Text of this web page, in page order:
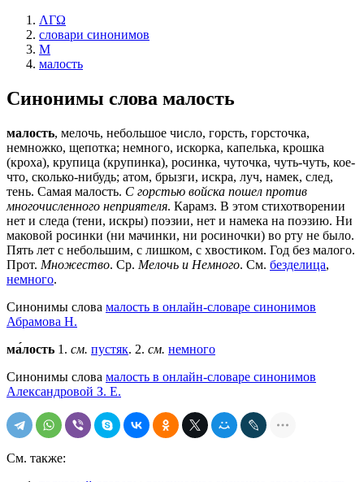
ΛΓΩ
словари синонимов
М
малость
Синонимы слова малость
малость, мелочь, небольшое число, горсть, горсточка,
немножко, щепотка; немного, искорка, капелька, крошка
(кроха), крупица (крупинка), росинка, чуточка, чуть-чуть, кое-
что, сколько-нибудь; атом, брызги, искра, луч, намек, след,
тень. Самая малость. С горстью войска пошел против
многочисленного неприятеля. Карамз. В этом стихотворении
нет и следа (тени, искры) поэзии, нет и намека на поэзию. Ни
маковой росинки (ни мачинки, ни росиночки) во рту не было.
Пять лет с небольшим, с лишком, с хвостиком. Год без малого.
Прот. Множество. Ср. Мелочь и Немного. См. безделица,
немного.
Синонимы слова малость в онлайн-словаре синонимов
Абрамова Н.
ма́лость 1. см. пустяк. 2. см. немного
Синонимы слова малость в онлайн-словаре синонимов
Александровой З. Е.
См. также: